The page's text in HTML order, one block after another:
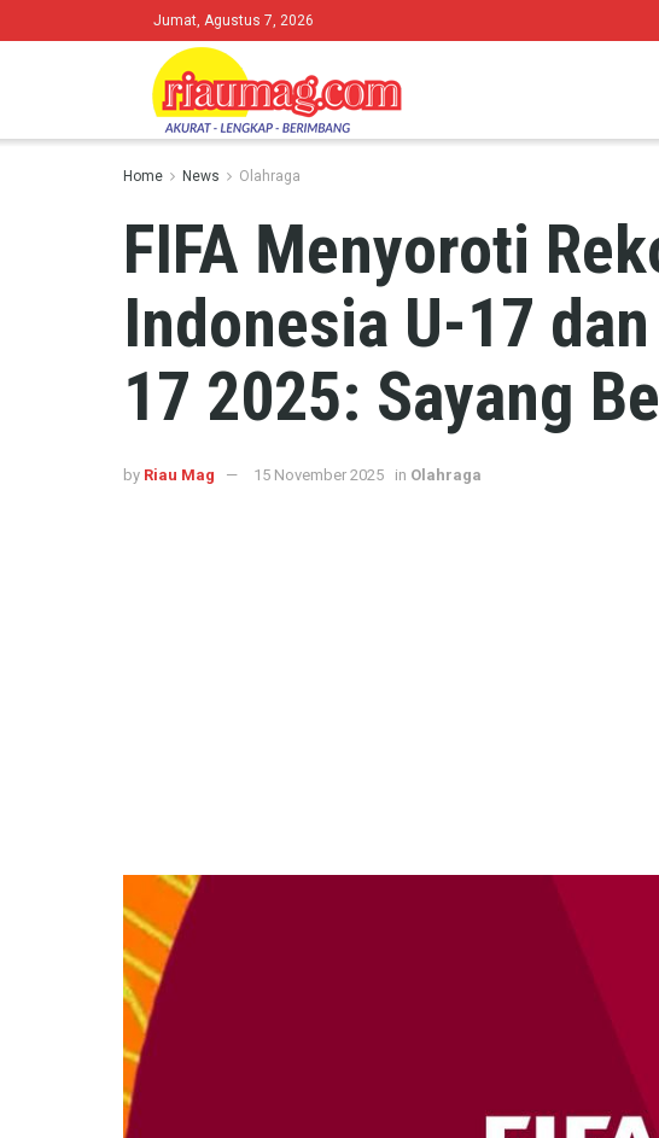
Jumat, Agustus 7, 2026
Home News Olahraga
FIFA Menyoroti
Indonesia U-17
17 2025: Sayang
by Riau Mag 15 November 2025 in Olahraga